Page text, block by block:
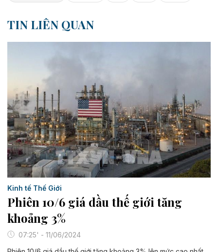
TIN LIÊN QUAN
Kinh tế Thế Giới
Phiên 10/6 giá dầu thế giới tăng
khoảng 3%
07:25' - 11/06/2024